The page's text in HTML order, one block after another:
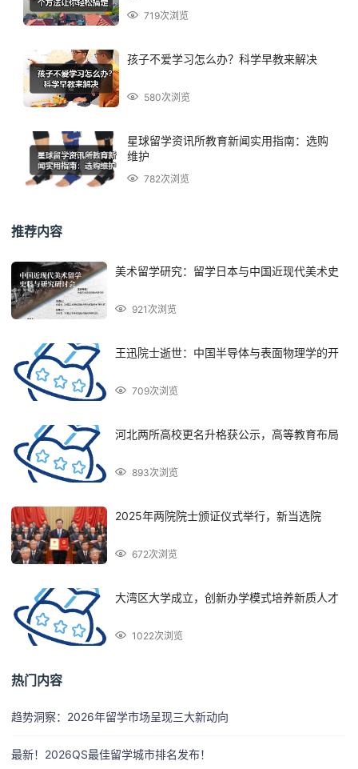
719次浏览
孩子不爱学习怎么办？科学早教来解决
580次浏览
星球留学资讯所教育新闻实用指南：选购
维护
782次浏览
推荐内容
美术留学研究：留学日本与中国近现代美术史
921次浏览
王迅院士逝世：中国半导体与表面物理学的开
709次浏览
河北两所高校更名升格获公示，高等教育布局
893次浏览
2025年两院院士颁证仪式举行，新当选院
672次浏览
大湾区大学成立，创新办学模式培养新质人才
1022次浏览
热门内容
趋势洞察：2026年留学市场呈现三大新动向
最新！2026QS最佳留学城市排名发布！